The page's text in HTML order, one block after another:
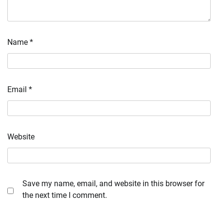
Name *
Email *
Website
Save my name, email, and website in this browser for
the next time I comment.